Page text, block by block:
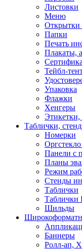
Листовки
Меню
Открытки
Папки
Печать
Плакаты,
Тейбл-
Упаковка
Флажки
Хенгеры
Этикетки,
Таблички,
Номерки
Панели с
Планы
Режим
Стенды
Таблички
Таблички
Шильды
Баннеры
Ролл-ап,